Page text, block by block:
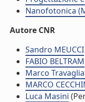
Nanofotonica
Autore CNR
Sandro MEUCCI
FABIO BELTRAM
Marco
MARCO
Luca Masini